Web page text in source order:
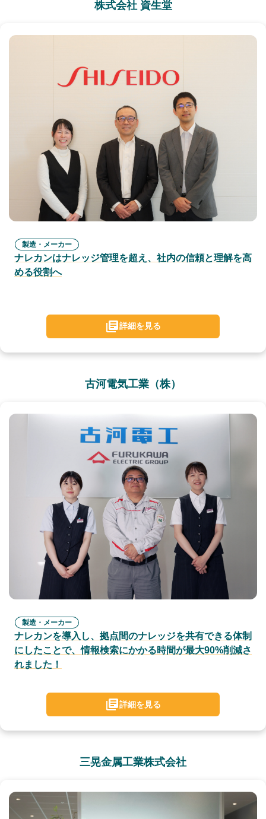
株式会社 資生堂
製造・メーカー
ナレカンはナレッジ管理を超え、社内の信頼と理解を高
める役割へ
詳細を見る
古河電気工業（株）
製造・メーカー
ナレカンを導入し、拠点間のナレッジを共有できる体制
にしたことで、情報検索にかかる時間が最大90%削減さ
れました！
詳細を見る
三晃金属工業株式会社